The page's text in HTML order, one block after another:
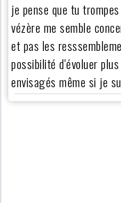
je pense que tu
vézère me semble
et pas les
possibilité d'évoluer
envisagés même si je